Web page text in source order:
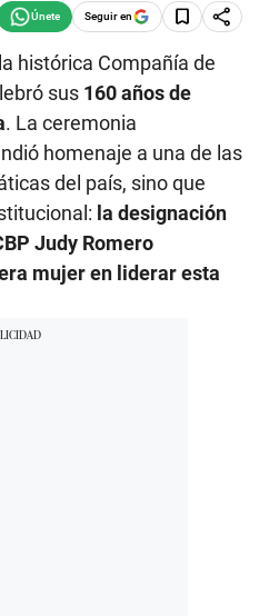
Seguir en
histórica Compañía de
sus 160 años de
. La ceremonia
homenaje a una de las
del país, sino que
la designación
Judy Romero
mujer en liderar esta